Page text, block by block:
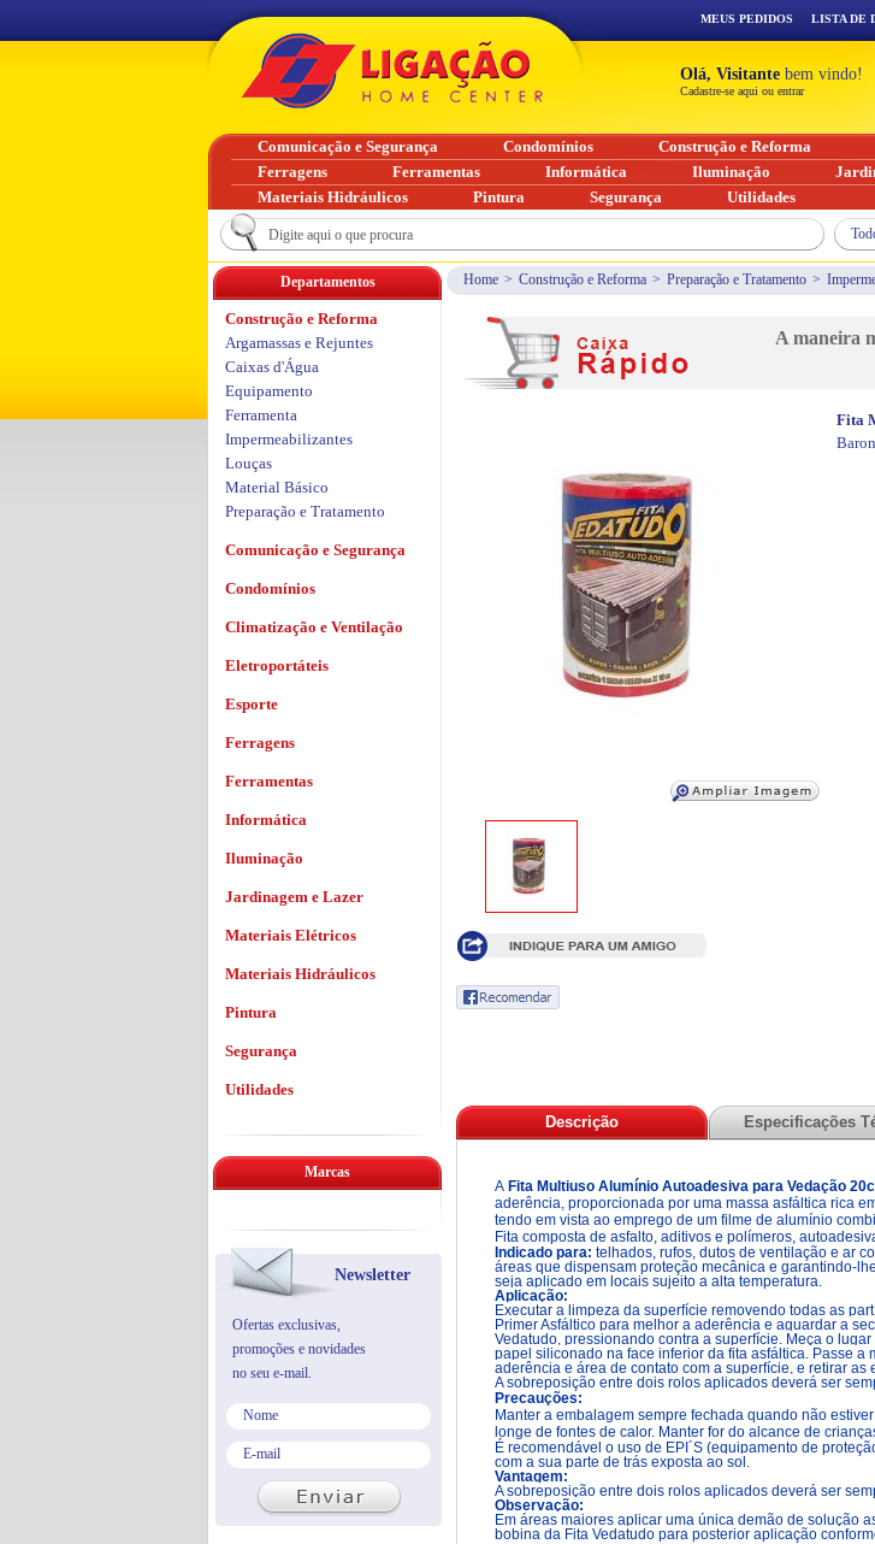
Home > Construção e Reforma > Preparação e Tratamento >
A maneira
Fita
Descrição Especificações
A Fita Multiuso Alumínio Autoadesiva para Vedação
aderência, proporcionada por uma massa asfáltica rica
tendo em vista ao emprego de um filme de alumínio
Fita composta de asfalto, aditivos e polímeros,
Indicado para: telhados, rufos, dutos de ventilação e ar
áreas que dispensam proteção mecânica e garantindo-
seja aplicado em locais sujeito a alta temperatura.
Aplicação:
Executar a limpeza da superfície removendo todas as
Primer Asfáltico para melhor a aderência e aguardar a
Vedatudo, pressionando contra a superfície. Meça o
papel siliconado na face inferior da fita asfáltica. Passe
aderência e área de contato com a superfície, e retirar as
A sobreposição entre dois rolos aplicados deverá ser
Precauções:
Manter a embalagem sempre fechada quando não
longe de fontes de calor. Manter for do alcance de
É recomendável o uso de EPI´S (equipamento de
com a sua parte de trás exposta ao sol.
Vantagem:
A sobreposição entre dois rolos aplicados deverá ser
Observação:
Em áreas maiores aplicar uma única demão de solução
bobina da Fita Vedatudo para posterior aplicação
Departamentos
Construção e Reforma
Argamassas e Rejuntes
Caixas d'Água
Equipamento
Ferramenta
Impermeabilizantes
Louças
Material Básico
Preparação e Tratamento
Comunicação e Segurança
Condomínios
Climatização e Ventilação
Eletroportáteis
Esporte
Ferragens
Ferramentas
Informática
Iluminação
Jardinagem e Lazer
Materiais Elétricos
Materiais Hidráulicos
Pintura
Segurança
Utilidades
Marcas
Newsletter
Ofertas exclusivas,
promoções e novidades
no seu e-mail.
MEUS PEDIDOS LISTA DE
Olá, Visitante bem vindo!
Cadastre-se aqui ou entrar
Comunicação e Segurança Condomínios Construção e Reforma
Ferragens
Ferramentas Informática Iluminação
Materiais Hidráulicos
Pintura Segurança Utilidades